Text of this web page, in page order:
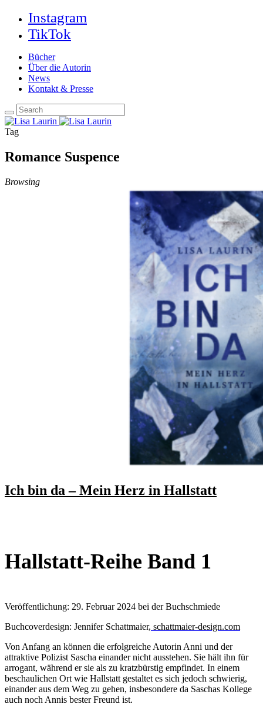
Instagram
TikTok
Bücher
Über die Autorin
News
Kontakt & Presse
Tag
Romance Suspence
Browsing
Ich bin da – Mein Herz in Hallstatt
Hallstatt-Reihe Band 1
Veröffentlichung: 29. Februar 2024 bei der Buchschmiede
Buchcoverdesign: Jennifer Schattmaier, schattmaier-design.com
Von Anfang an können die erfolgreiche Autorin Anni und der
attraktive Polizist Sascha einander nicht ausstehen. Sie hält ihn für
arrogant, während er sie als zu kratzbürstig empfindet. In einem
beschaulichen Ort wie Hallstatt gestaltet es sich jedoch schwierig,
einander aus dem Weg zu gehen, insbesondere da Saschas Kollege
auch noch Annis bester Freund ist.